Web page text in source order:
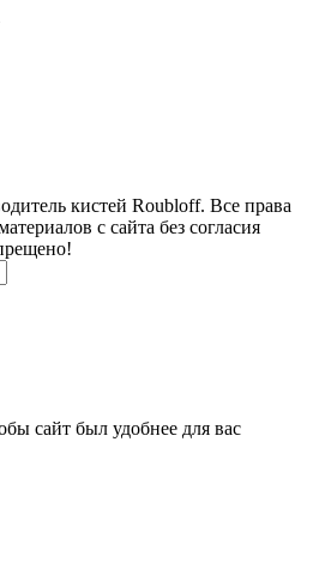
кистей Roubloff. Все права
с сайта без согласия
сайт был удобнее для вас